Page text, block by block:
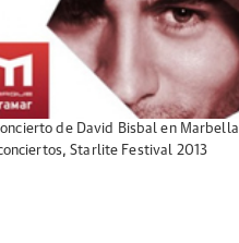
de David Bisbal en Marbella
,Starlite Festival 2013